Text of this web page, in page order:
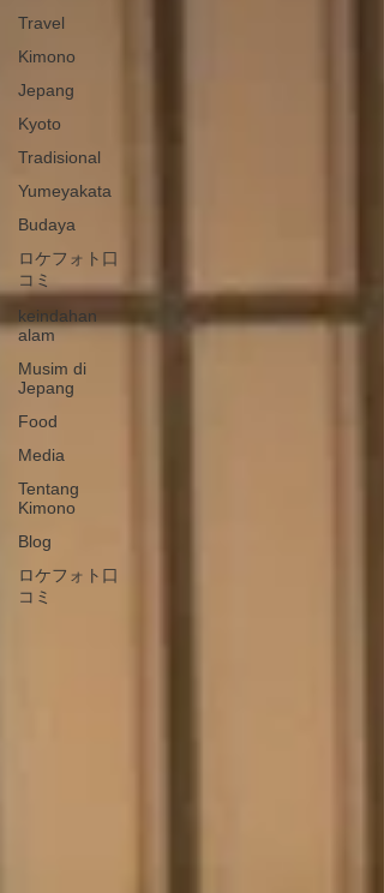
Travel
Kimono
Jepang
Kyoto
Tradisional
Yumeyakata
Budaya
ロケフォト口
コミ
keindahan
alam
Musim di
Jepang
Food
Media
Tentang
Kimono
Blog
ロケフォト口
コミ